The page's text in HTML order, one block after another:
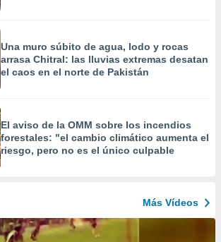
Una muro súbito de agua, lodo y rocas
arrasa Chitral: las lluvias extremas desatan
el caos en el norte de Pakistán
El aviso de la OMM sobre los incendios
forestales: "el cambio climático aumenta el
riesgo, pero no es el único culpable
Más Vídeos